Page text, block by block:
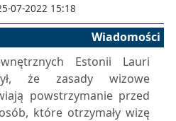
07-2022 15:18
Wiadomości
Estonii Lauri
że zasady wizowe
powstrzymanie przed
które otrzymały wizę